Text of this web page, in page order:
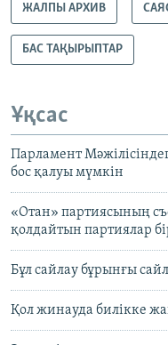
ЖАЛПЫ АРХИВ
БАС ТАҚЫРЫПТАР
Ұқсас
Парламент
бос қалуы мүмкін
«Отан» партиясының
қолдайтын партиялар
Бұл сайлау бұрынғы
Қол жинауда билікке